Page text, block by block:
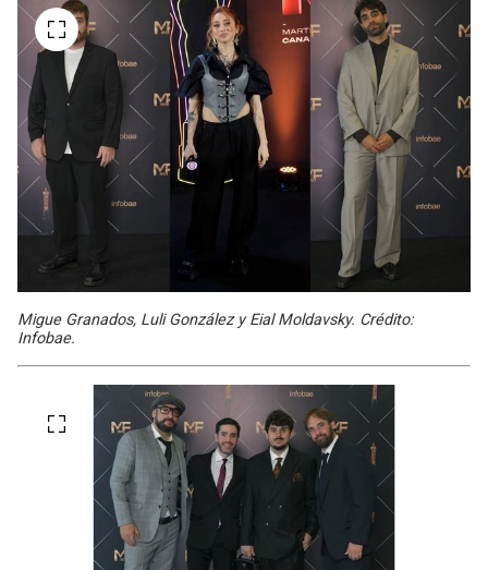
Migue Granados, Luli González y Eial Moldavsky. Crédito:
Infobae.